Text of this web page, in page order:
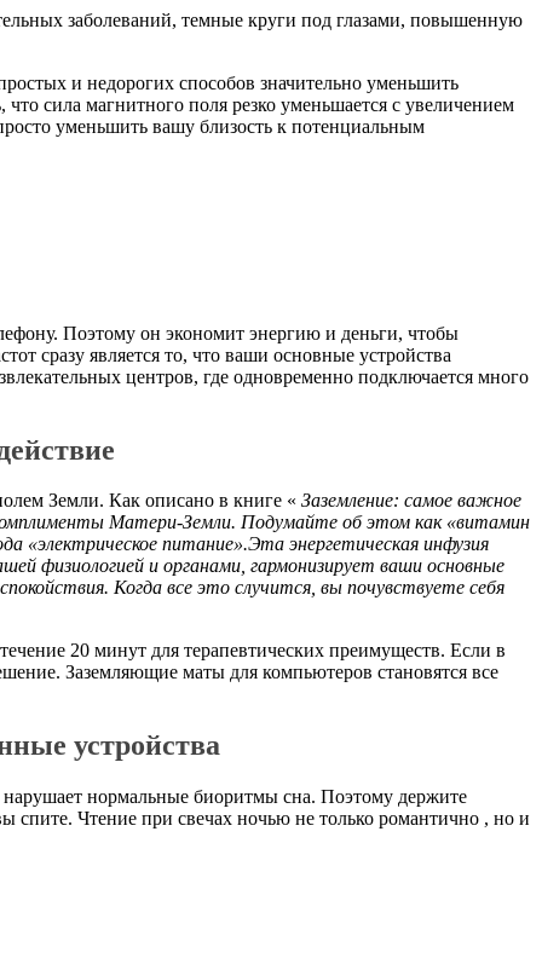
заболеваний, темные круги под глазами, повышенную
и недорогих способов значительно уменьшить
сила магнитного поля резко уменьшается с увеличением
уменьшить вашу близость к потенциальным
Поэтому он экономит энергию и деньги, чтобы
сразу является то, что ваши основные устройства
центров, где одновременно подключается много
Земли. Как описано в книге « Заземление: самое важное
Матери-Земли. Подумайте об этом как «витамин
«электрическое питание».Эта энергетическая инфузия
физиологией и органами, гармонизирует ваши основные
Когда все это случится, вы почувствуете себя
20 минут для терапевтических преимуществ. Если в
Заземляющие маты для компьютеров становятся все
устройства
нарушает нормальные биоритмы сна. Поэтому держите
спите. Чтение при свечах ночью не только романтично , но и